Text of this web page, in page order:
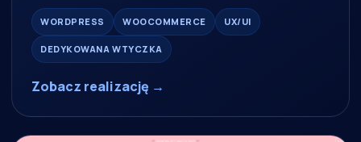
WORDPRESS WOOCOMMERCE UX/UI
DEDYKOWANA WTYCZKA
Zobacz realizację →